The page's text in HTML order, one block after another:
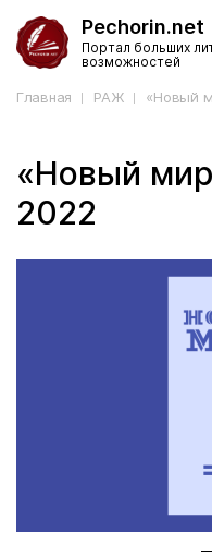
Pechorin.net
Портал больших
возможностей
Главная РАЖ «Новый
«Новый
2022